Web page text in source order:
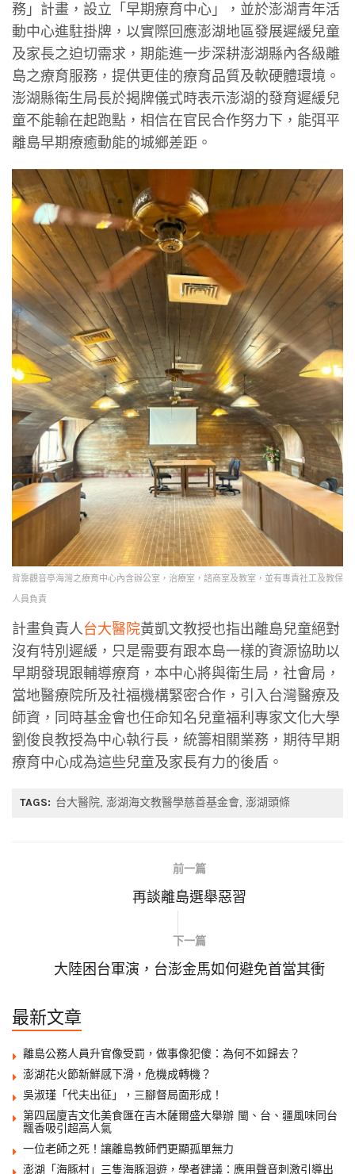
務」計畫，設立「早期療育中心」，並於澎湖青年活
動中心進駐掛牌，以實際回應澎湖地區發展遲緩兒童
及家長之迫切需求，期能進一步深耕澎湖縣內各級離
島之療育服務，提供更佳的療育品質及軟硬體環境。
澎湖縣衛生局長於揭牌儀式時表示澎湖的發育遲緩兒
童不能輸在起跑點，相信在官民合作努力下，能弭平
離島早期療癒動能的城鄉差距。
背靠觀音亭海灣之療育中心內含辦公室，治療室，諮商室及教室，並有專責社工及教保
人員負責
計畫負責人台大醫院黃凱文教授也指出離島兒童絕對
沒有特別遲緩，只是需要有跟本島一樣的資源協助以
早期發現跟輔導療育，本中心將與衛生局，社會局，
當地醫療院所及社福機構緊密合作，引入台灣醫療及
師資，同時基金會也任命知名兒童福利專家文化大學
劉俊良教授為中心執行長，統籌相關業務，期待早期
療育中心成為這些兒童及家長有力的後盾。
TAGS: 台大醫院 澎湖海文教醫學慈善基金會 澎湖頭條
前一篇
再談離島選舉惡習
下一篇
大陸困台軍演，台澎金馬如何避免首當其衝
最新文章
離島公務人員升官像受罰，做事像犯傻：為何不如歸去？
澎湖花火節新鮮感下滑，危機成轉機？
吳淑瑾「代夫出征」，三腳督局面形成！
第四屆廈吉文化美食匯在吉木薩爾盛大舉辦 閩、台、疆風味同台
飄香吸引超高人氣
一位老師之死！讓離島教師們更顯孤單無力
澎湖「海豚村」三隻海豚洄遊，學者建議：應用聲音刺激引導出